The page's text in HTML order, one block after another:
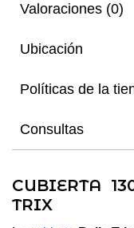
Valoraciones (0)
Ubicación
Políticas de la
Consultas
CUBIERTA
TRIX